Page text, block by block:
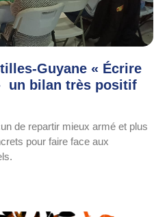
Guyane « Écrire
un bilan très positif
de repartir mieux armé et plus
pour faire face aux